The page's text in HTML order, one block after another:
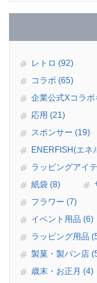
レトロ (92)
コラボ (65)
企業公式Xコラ
応用 (21)
スポンサー (19)
ENERFISH(エネ
ラッピングアイ
紙袋 (8)
フラワー (7)
イベント用品 (6)
ラッピング用品
製菓・製パン店
歳末・お正月 (4)